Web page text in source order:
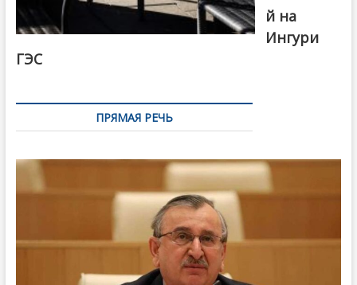
й на
Ингури
ГЭС
ПРЯМАЯ РЕЧЬ